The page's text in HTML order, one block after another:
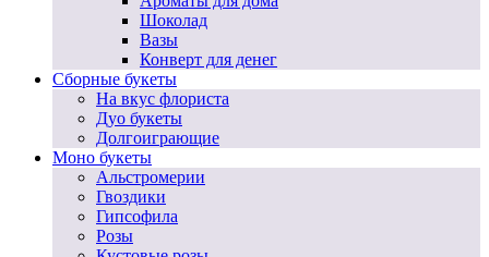
Шоколад
Вазы
Конверт для денег
Сборные букеты
На вкус флориста
Дуо букеты
Долгоиграющие
Моно букеты
Альстромерии
Гвоздики
Гипсофила
Розы